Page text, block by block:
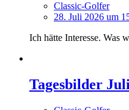
Classic-Golfer
28. Juli 2026 um
Ich hätte Interesse. Was
Tagesbilder